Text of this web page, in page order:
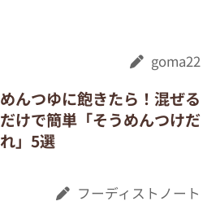
goma22
めんつゆに飽きたら！混ぜる
だけで簡単「そうめんつけだ
れ」5選
フーディストノート